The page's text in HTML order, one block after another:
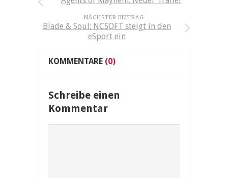
NÄCHSTER BEITRAG
Blade & Soul: NCSOFT steigt in den
eSport ein
KOMMENTARE (0)
Schreibe einen
Kommentar